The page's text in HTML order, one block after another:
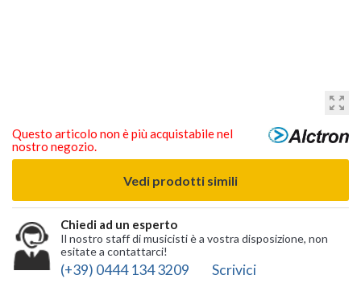
zoom_out_map
Questo articolo non è più acquistabile nel
nostro negozio.
Vedi prodotti simili
Chiedi ad un esperto
Il nostro staff di musicisti è a vostra disposizione, non
esitate a contattarci!
(+39) 0444 134 3209 Scrivici